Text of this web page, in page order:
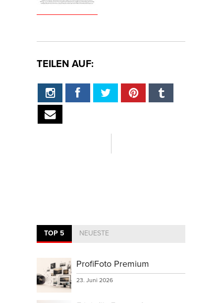
TEILEN AUF:
TOP 5 NEUESTE
ProfiFoto Premium
23. Juni 2026